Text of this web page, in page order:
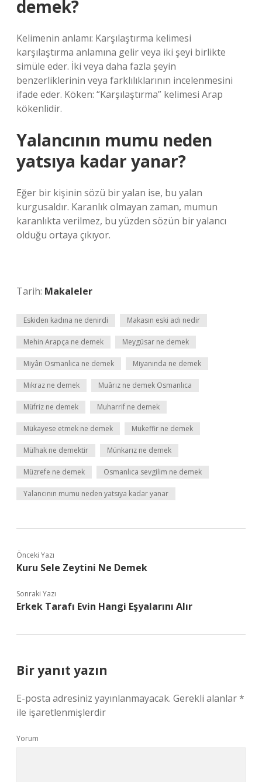
demek?
Kelimenin anlamı: Karşılaştırma kelimesi
karşılaştırma anlamına gelir veya iki şeyi birlikte
simüle eder. İki veya daha fazla şeyin
benzerliklerinin veya farklılıklarının incelenmesini
ifade eder. Köken: “Karşılaştırma” kelimesi Arap
kökenlidir.
Yalancının mumu neden
yatsıya kadar yanar?
Eğer bir kişinin sözü bir yalan ise, bu yalan
kurgusaldır. Karanlık olmayan zaman, mumun
karanlıkta verilmez, bu yüzden sözün bir yalancı
olduğu ortaya çıkıyor.
Tarih: Makaleler
Eskiden kadına ne denirdi Makasın eski adı nedir
Mehin Arapça ne demek Meygüsar ne demek
Miyân Osmanlıca ne demek Miyanında ne demek
Mıkraz ne demek Muârız ne demek Osmanlıca
Müfriz ne demek Muharrif ne demek
Mükayese etmek ne demek Mükeffir ne demek
Mülhak ne demektir Münkarız ne demek
Müzrefe ne demek Osmanlıca sevgilim ne demek
Yalancının mumu neden yatsıya kadar yanar
Önceki Yazı
Kuru Sele Zeytini Ne Demek
Sonraki Yazı
Erkek Tarafı Evin Hangi Eşyalarını Alır
Bir yanıt yazın
E-posta adresiniz yayınlanmayacak. Gerekli alanlar*
ile işaretlenmişlerdir
Yorum